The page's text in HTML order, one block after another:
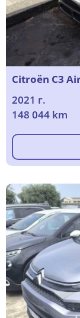
Citroën C3
2021 г.
148 044 km